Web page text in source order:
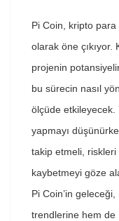
Pi Coin, kripto
olarak öne çıkıyor.
projenin
bu sürecin nasıl
ölçüde etkileyecek.
yapmayı
takip etmeli,
kaybetmeyi göze
Pi Coin’in
trendlerine hem de